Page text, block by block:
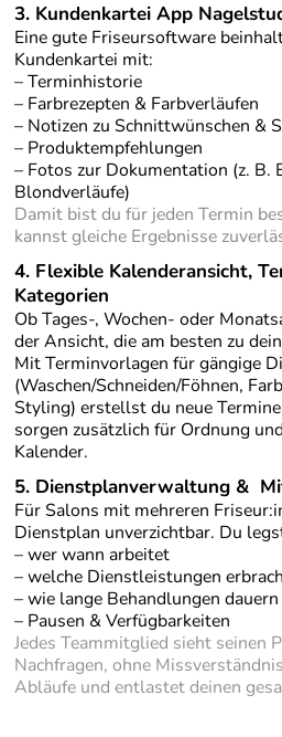
3. Kundenkartei App
Eine gute Friseursoftware
Kundenkartei mit:
– Terminhistorie
– Farbrezepten & Farbverläufen
– Notizen zu Schnittwünschen &
– Produktempfehlungen
– Fotos zur Dokumentation (z. B.
Blondverläufe)
Damit bist du für jeden Termin
kannst gleiche Ergebnisse
4. Flexible Kalenderansicht,
Kategorien
Ob Tages-, Wochen- oder
der Ansicht, die am besten zu
Mit Terminvorlagen für gängige
(Waschen/Schneiden/Föhnen,
Styling) erstellst du neue
sorgen zusätzlich für Ordnung
Kalender.
5. Dienstplanverwaltung &
Für Salons mit mehreren
Dienstplan unverzichtbar. Du
– wer wann arbeitet
– welche Dienstleistungen
– wie lange Behandlungen dauern
– Pausen & Verfügbarkeiten
Jedes Teammitglied sieht seinen
Nachfragen, ohne
Abläufe und entlastet deinen